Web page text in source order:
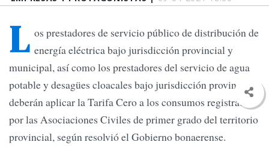
L os prestadores de servicio público de distribución de
energía eléctrica bajo jurisdicción provincial y
municipal, así como los prestadores del servicio de agua
potable y desagües cloacales bajo jurisdicción provincial,
deberán aplicar la Tarifa Cero a los consumos registrados
por las Asociaciones Civiles de primer grado del territorio
provincial, según resolvió el Gobierno bonaerense.